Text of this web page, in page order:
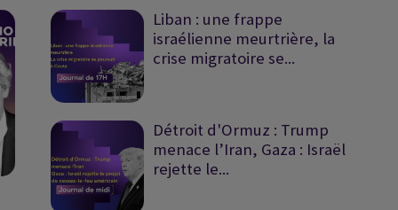
Liban : une frappe
israélienne meurtrière, la
crise migratoire se...
Détroit d'Ormuz : Trump
menace l’Iran, Gaza : Israël
rejette le...